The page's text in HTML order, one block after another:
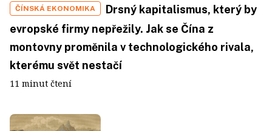
ČÍNSKÁ EKONOMIKA
Drsný kapitalismus, který by
evropské firmy nepřežily. Jak se Čína z
montovny proměnila v technologického rivala,
kterému svět nestačí
11 minut čtení